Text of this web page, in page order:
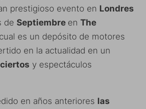
prestigioso evento en Londres
de Septiembre en The
es un depósito de motores
en la actualidad en un
y espectáculos
en años anteriores las